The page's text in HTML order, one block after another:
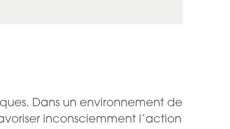
Dans un environnement de
inconsciemment l’action